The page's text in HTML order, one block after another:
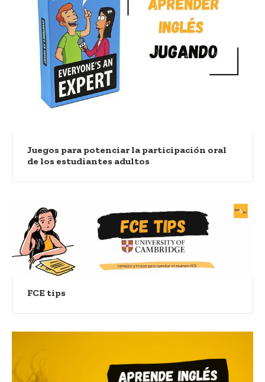
Juegos para potenciar la participación oral
de los estudiantes adultos
FCE tips